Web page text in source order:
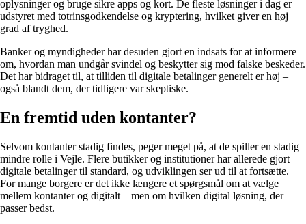
oplysninger og bruge sikre apps og kort. De fleste løsninger i dag er
udstyret med totrinsgodkendelse og kryptering, hvilket giver en høj
grad af tryghed.
Banker og myndigheder har desuden gjort en indsats for at informere
om, hvordan man undgår svindel og beskytter sig mod falske beskeder.
Det har bidraget til, at tilliden til digitale betalinger generelt er høj –
også blandt dem, der tidligere var skeptiske.
En fremtid uden kontanter?
Selvom kontanter stadig findes, peger meget på, at de spiller en stadig
mindre rolle i Vejle. Flere butikker og institutioner har allerede gjort
digitale betalinger til standard, og udviklingen ser ud til at fortsætte.
For mange borgere er det ikke længere et spørgsmål om at vælge
mellem kontanter og digitalt – men om hvilken digital løsning, der
passer bedst.